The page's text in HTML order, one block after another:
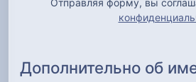
Отправляя форму, вы
Дополнительно об